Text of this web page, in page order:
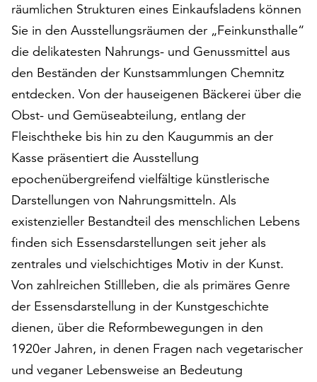
widerrufen.
Dafür
steht
Ihnen
am
Ende
der
Seite
die
Schaltfläche
„Cookie-
Einstellungen“
Verfügung.
Funktionale
Cookies
werden
auch
ohne
Ihr
Einverständnis
weiterhin
ausgeführt.
räumlichen Strukturen eines Einkaufsladens können
Sie in den Ausstellungsräumen der „Feinkunsthalle“
die delikatesten Nahrungs- und Genussmittel aus
den Beständen der Kunstsammlungen Chemnitz
entdecken. Von der hauseigenen Bäckerei über die
Obst- und Gemüseabteilung, entlang der
Fleischtheke bis hin zu den Kaugummis an der
Kasse präsentiert die Ausstellung
epochenübergreifend vielfältige künstlerische
Darstellungen von Nahrungsmitteln. Als
existenzieller Bestandteil des menschlichen Lebens
finden sich Essensdarstellungen seit jeher als
zentrales und vielschichtiges Motiv in der Kunst.
Von zahlreichen Stillleben, die als primäres Genre
der Essensdarstellung in der Kunstgeschichte
dienen, über die Reformbewegungen in den
1920er Jahren, in denen Fragen nach vegetarischer
und veganer Lebensweise an Bedeutung